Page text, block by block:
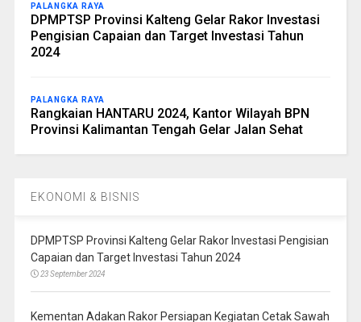
PALANGKA RAYA
DPMPTSP Provinsi Kalteng Gelar Rakor Investasi
Pengisian Capaian dan Target Investasi Tahun
2024
PALANGKA RAYA
Rangkaian HANTARU 2024, Kantor Wilayah BPN
Provinsi Kalimantan Tengah Gelar Jalan Sehat
EKONOMI & BISNIS
DPMPTSP Provinsi Kalteng Gelar Rakor Investasi Pengisian
Capaian dan Target Investasi Tahun 2024
23 September 2024
Kementan Adakan Rakor Persiapan Kegiatan Cetak Sawah